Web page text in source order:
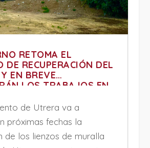
RETOMA EL
DE RECUPERACIÓN DEL
EN BREVE
LOS TRABAJOS EN
DE MURALLAS
de Utrera va a
próximas fechas la
de los lienzos de muralla